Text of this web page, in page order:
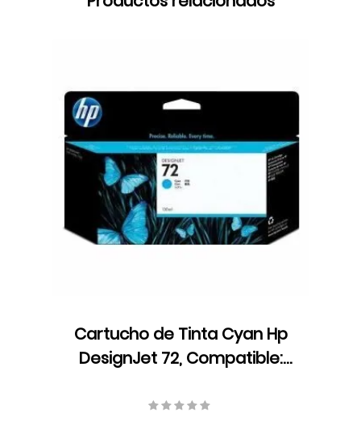
Cartucho de Tinta Cyan Hp
DesignJet 72, Compatible:
S-C9371A